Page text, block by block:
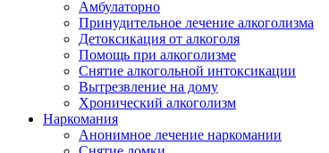
Амбулаторно
Принудительное лечение алкоголизма
Детоксикация от алкоголя
Помощь при алкоголизме
Снятие алкогольной интоксикации
Вытрезвление на дому
Хронический алкоголизм
Наркомания
Анонимное лечение наркомании